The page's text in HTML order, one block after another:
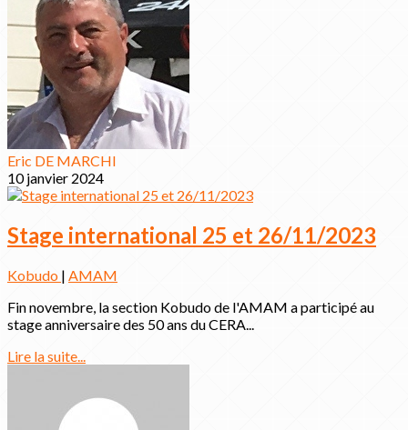
Eric DE MARCHI
10 janvier 2024
Stage international 25 et 26/11/2023
Kobudo | AMAM
Fin novembre, la section Kobudo de l'AMAM a participé au
stage anniversaire des 50 ans du CERA...
Lire la suite...